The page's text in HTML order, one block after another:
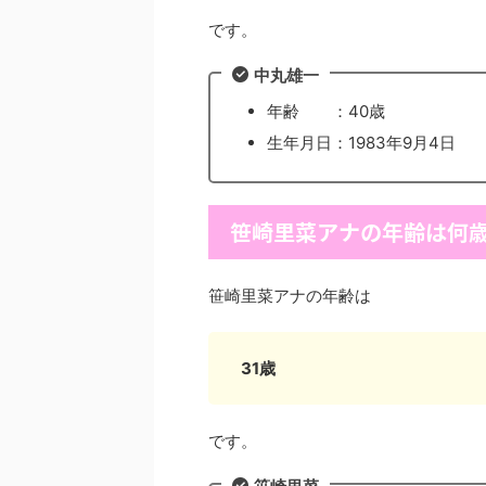
です。
中丸雄一
年齢 ：40歳
生年月日：1983年9月4日
笹崎里菜アナの年齢は何
笹崎里菜アナの年齢は
31歳
です。